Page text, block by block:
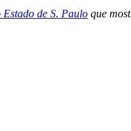
de S. Paulo que